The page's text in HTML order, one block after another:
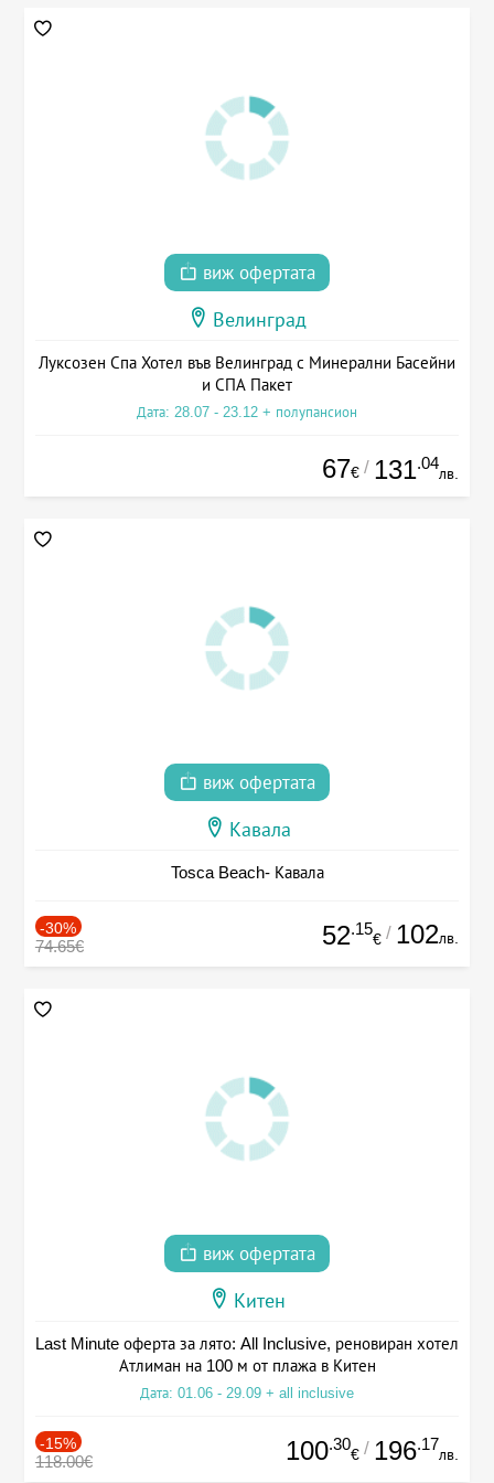
виж офертата
Велинград
Луксозен Спа Хотел във Велинград с Минерални Басейни
и СПА Пакет
Дата: 28.07 - 23.12 + полупансион
67€ / 131.04
лв.
виж офертата
Кавала
Tosca Beach- Кавала
-30%
74.65€ 52.15
€ / 102лв.
виж офертата
Китен
Last Minute оферта за лято: All Inclusive, реновиран хотел
Атлиман на 100 м от плажа в Китен
Дата: 01.06 - 29.09 + all inclusive
-15%
118.00€ 100.30
€ / 196.17
лв.